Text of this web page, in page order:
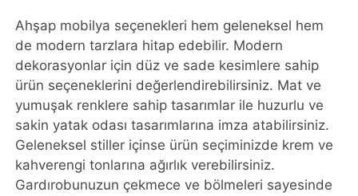
Ahşap mobilya seçenekleri hem geleneksel hem
de modern tarzlara hitap edebilir. Modern
dekorasyonlar için düz ve sade kesimlere sahip
ürün seçeneklerini değerlendirebilirsiniz. Mat ve
yumuşak renklere sahip tasarımlar ile huzurlu ve
sakin yatak odası tasarımlarına imza atabilirsiniz.
Geleneksel stiller içinse ürün seçiminizde krem ve
kahverengi tonlarına ağırlık verebilirsiniz.
Gardırobunuzun çekmece ve bölmeleri sayesinde